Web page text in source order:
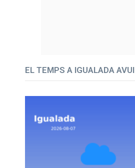
EL TEMPS A IGUALADA AVUI